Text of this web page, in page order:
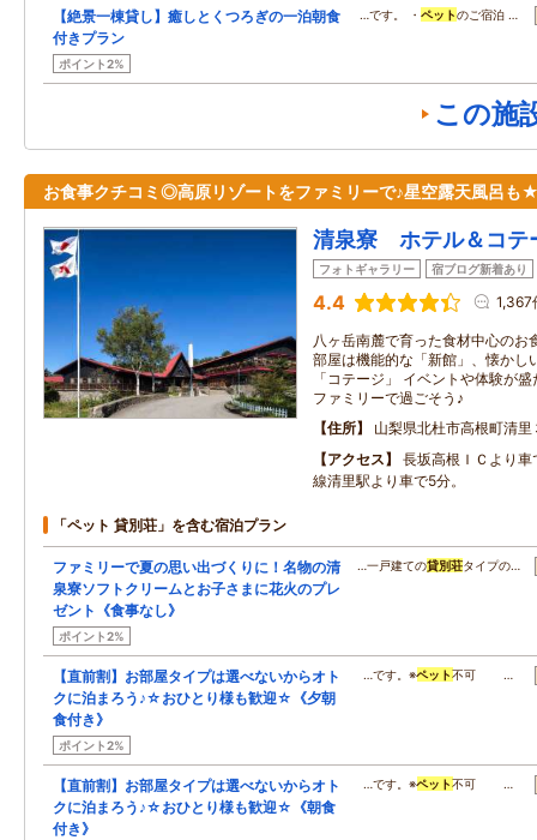
【絶景一棟貸し】癒しとくつろぎの一泊朝食
付きプラン
ポイント2%
…です。 ・ ペットのご宿泊 …
この施
お食事クチコミ◎高原リゾートをファミリーで♪星空露天風呂も
清泉寮 ホテル＆コテ
フォトギャラリー 宿ブログ新着あり
4.4 1,367
八ヶ岳南麓で育った食材中心の
部屋は機能的な「新館」、懐かし
「コテージ」 イベントや体験が
ファミリーで過ごそう♪
住所
山梨県北杜市高根町清里
アクセス
長坂高根ＩＣより
線清里駅より車で5分。
「ペット 貸別荘」を含む宿泊プラン
ファミリーで夏の思い出づくりに！名物の清
泉寮ソフトクリームとお子さまに花火のプレ
ゼント《食事なし》
ポイント2%
…一戸建ての貸別荘タイプの…
【直前割】お部屋タイプは選べないからオト
クに泊まろう♪☆おひとり様も歓迎☆《夕朝
食付き》
ポイント2%
…です。※ペット不可 …
【直前割】お部屋タイプは選べないからオト
クに泊まろう♪☆おひとり様も歓迎☆《朝食
付き》
…です。※ペット不可 …